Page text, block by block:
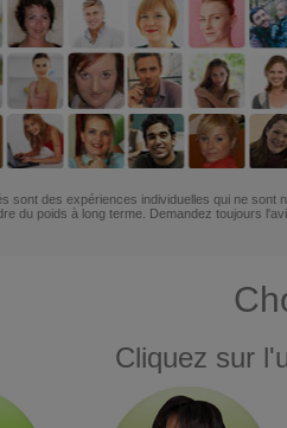
sont des expériences individuelles qui ne
du poids à long terme. Demandez toujours
Cliquez sur